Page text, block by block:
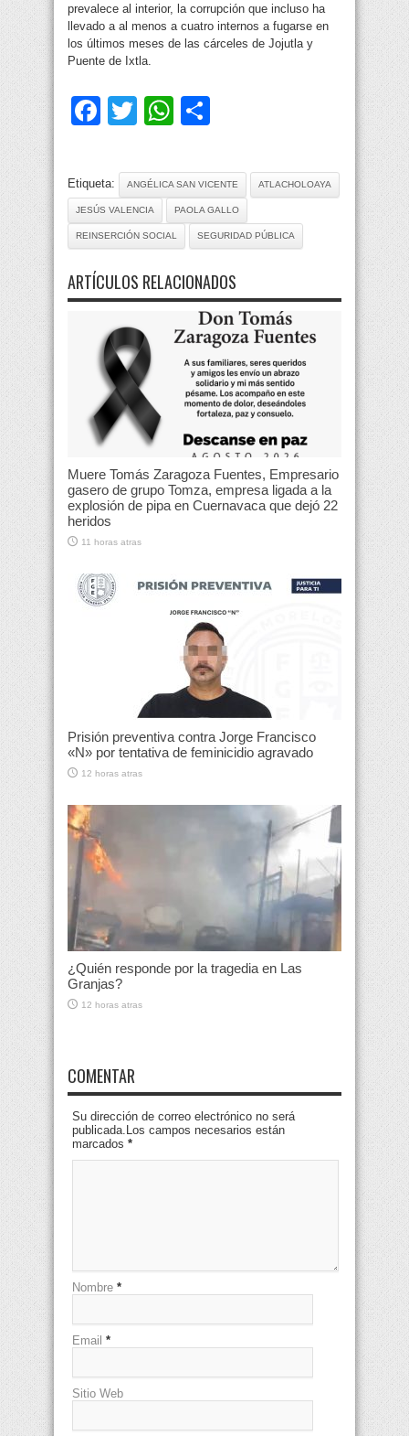
prevalece al interior, la corrupción que incluso ha
llevado a al menos a cuatro internos a fugarse en
los últimos meses de las cárceles de Jojutla y
Puente de Ixtla.
Facebook
TwitterWhatsApp
Etiqueta: ANGÉLICA SAN VICENTE ATLACHOLOAYA
JESÚS VALENCIA PAOLA GALLO
REINSERCIÓN SOCIAL SEGURIDAD PÚBLICA
ARTÍCULOS RELACIONADOS
Muere Tomás Zaragoza Fuentes, Empresario
gasero de grupo Tomza, empresa ligada a la
explosión de pipa en Cuernavaca que dejó 22
heridos
11 horas atras
Prisión preventiva contra Jorge Francisco
«N» por tentativa de feminicidio agravado
12 horas atras
¿Quién responde por la tragedia en Las
Granjas?
12 horas atras
COMENTAR
Su dirección de correo electrónico no será
publicada.Los campos necesarios están
marcados *
Nombre *
Email *
Sitio Web